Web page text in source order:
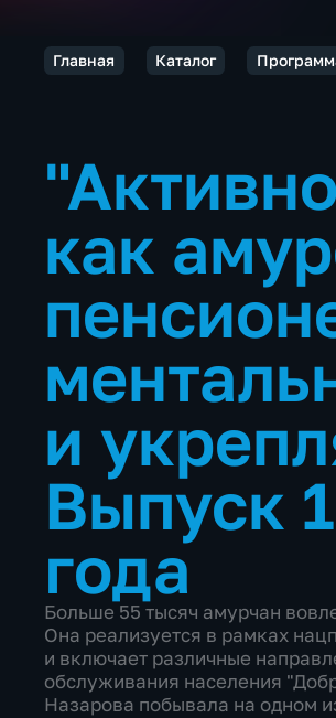
Главная Каталог
как
и
Выпуск
года
Больше 55 тысяч амурчан
Она реализуется в рамках
и включает различные
обслуживания населения
Назарова побывала на одном